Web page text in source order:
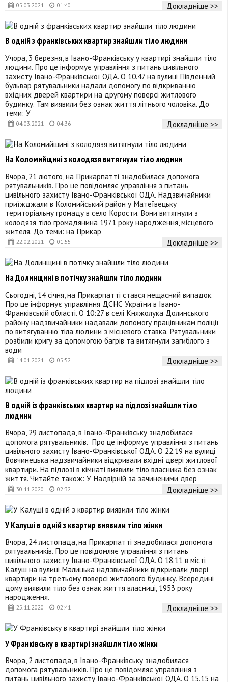
05.03.2021 01:40
Докладніше >>
04.03.2021 04:36
В одній з франківських квартир знайшли тіло людини
Учора, 3 березня, в Івано-Франківську у квартирі знайшли тіло
людини. Про це інформує управління з питань цивільного
захисту Івано-Франківської ОДА. О 10.47 на вулиці Південний
бульвар рятувальники надали допомогу по відкриванню
вхідних дверей квартири на другому поверсі житлового
будинку. Там виявили без ознак життя літнього чоловіка. До
теми: У
Докладніше >>
22.02.2021 01:55
На Коломийщині з колодязя витягнули тіло людини
Вчора, 21 лютого, на Прикарпатті знадобилася допомога
рятувальників. Про це повідомляє управління з питань
цивільного захисту Івано-Франківської ОДА. Надзвичайники
приїжджали в Коломийський район у Матеївецьку
територіальну громаду в село Корости. Вони витягнули з
колодязя тіло громадянина 1971 року народження, місцевого
жителя. До теми: на Прикар
Докладніше >>
14.01.2021 05:52
На Долинщині в потічку знайшли тіло людини
Сьогодні, 14 січня, на Прикарпатті стався нещасний випадок.
Про це інформує управління ДСНС України в Івано-
Франківській області. О 10:27 в селі Княжолука Долинського
району надзвичайники надавали допомогу працівникам поліції
по витягуванню тіла людини з місцевого ставка. Рятувальники
розбили кригу за допомогою багрів та витягнули загиблого з
води
Докладніше >>
30.11.2020 02:32
В одній із франківських квартир на підлозі знайшли тіло
людини
Вчора, 29 листопада, в Івано-Франківську знадобилася
допомога рятувальників. Про це інформує управління з питань
цивільного захисту Івано-Франківської ОДА. О 22.19 на вулиці
Вовчинецька надзвичайники відкривали вхідні двері житлової
квартири. На підлозі в кімнаті виявили тіло власника без ознак
життя. Читайте також: У Надвірній за зачиненими двер
Докладніше >>
25.11.2020 02:41
У Калуші в одній з квартир виявили тіло жінки
Вчора, 24 листопада, на Прикарпатті знадобилася допомога
рятувальників. Про це повідомляє управління з питань
цивільного захисту Івано-Франківської ОДА. О 18.11 в місті
Калуш на вулиці Малицька надзвичайники відкривали двері
квартири на третьому поверсі житлового будинку. Всередині
дому виявили тіло без ознак життя власниці, 1953 року
народження.
Докладніше >>
У Франківську в квартирі знайшли тіло жінки
Вчора, 2 листопада, в Івано-Франківську знадобилася
допомога рятувальників. Про це повідомляє управління з
питань цивільного захисту Івано-Франківської ОДА. О 15.15 на